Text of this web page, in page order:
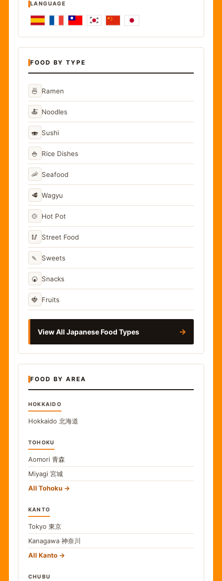
LANGUAGE
FOOD BY TYPE
🍜 Ramen
🍝 Noodles
🍣 Sushi
🍚 Rice Dishes
🦐 Seafood
🥩 Wagyu
🍲 Hot Pot
🥢 Street Food
🍡 Sweets
🍘 Snacks
🍓 Fruits
View All Japanese Food Types →
FOOD BY AREA
HOKKAIDO
Hokkaido 北海道
TOHOKU
Aomori 青森
Miyagi 宮城
All Tohoku
KANTO
Tokyo 東京
Kanagawa 神奈川
All Kanto
CHUBU